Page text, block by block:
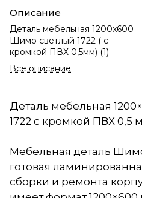
Описание
Деталь мебельная 1200х600
Шимо светлый 1722 ( с
кромкой ПВХ 0,5мм) (1)
Все описание
Деталь мебельная
1722 с кромкой ПВХ 0,5
Мебельная деталь
готовая
сборки и ремонта